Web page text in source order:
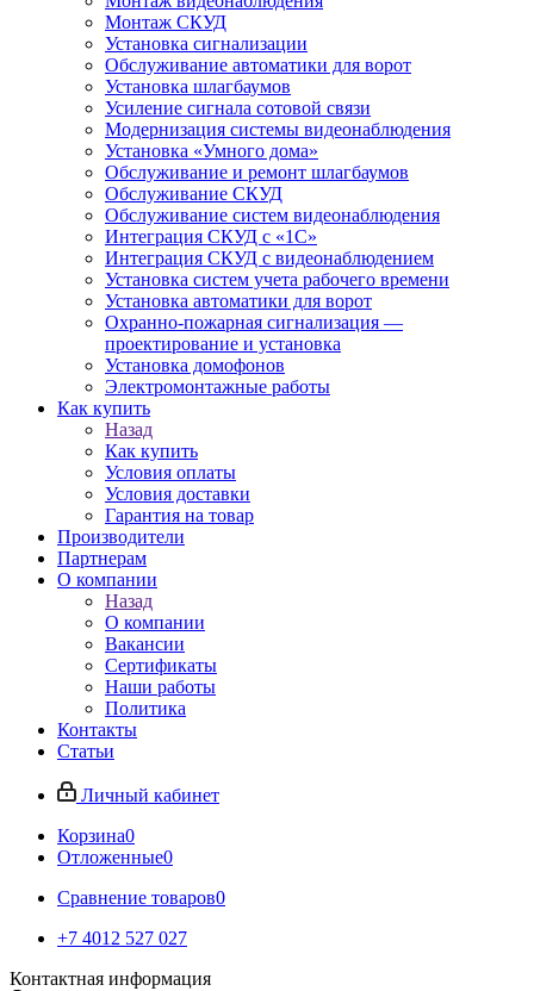
Монтаж СКУД
Установка сигнализации
Обслуживание автоматики для ворот
Установка шлагбаумов
Усиление сигнала сотовой связи
Модернизация системы видеонаблюдения
Установка «Умного дома»
Обслуживание и ремонт шлагбаумов
Обслуживание СКУД
Обслуживание систем видеонаблюдения
Интеграция СКУД с «1С»
Интеграция СКУД с видеонаблюдением
Установка систем учета рабочего времени
Установка автоматики для ворот
Охранно-пожарная сигнализация —
проектирование и установка
Установка домофонов
Электромонтажные работы
Как купить
Назад
Как купить
Условия оплаты
Условия доставки
Гарантия на товар
Производители
Партнерам
О компании
Назад
О компании
Вакансии
Сертификаты
Наши работы
Политика
Контакты
Статьи
Личный кабинет
Корзина0
Отложенные0
Сравнение товаров0
+7 4012 527 027
Контактная информация